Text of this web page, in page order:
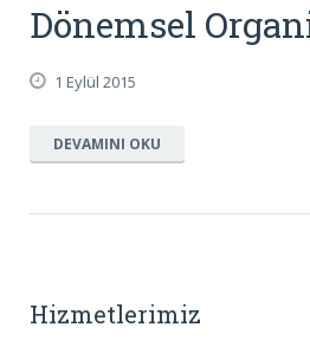
Dönemsel
1 Eylül 2015
DEVAMINI OKU
Hizmetlerimiz